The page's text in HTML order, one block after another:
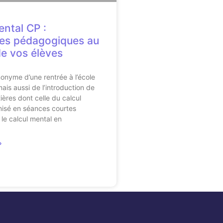
CP :
pédagogiques au
vos élèves
d’une rentrée à l’école
aussi de l’introduction de
dont celle du calcul
en séances courtes
calcul mental en